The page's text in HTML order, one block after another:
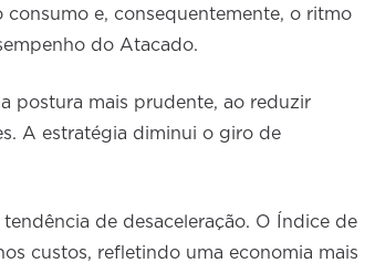
e, consequentemente, o ritmo
do Atacado.
postura mais prudente, ao reduzir
A estratégia diminui o giro de
de desaceleração. O Índice de
custos, refletindo uma economia mais